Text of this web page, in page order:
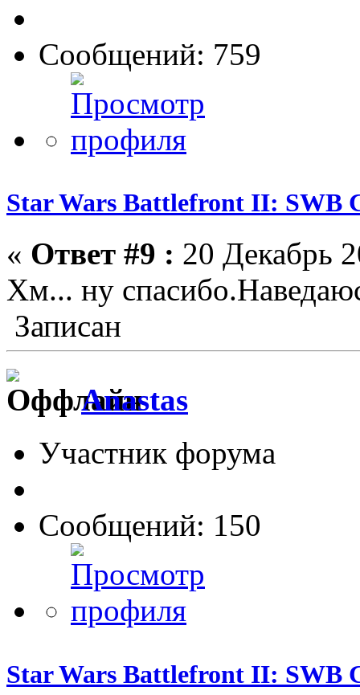
Сообщений: 759
Star Wars Battlefront II: SWB
« Ответ #9 : 20 Декабрь
Хм... ну
Записан
Anastas
Участник форума
Сообщений: 150
Star Wars Battlefront II: SWB